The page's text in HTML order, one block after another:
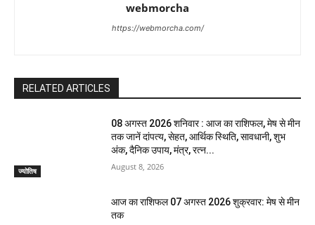
webmorcha
https://webmorcha.com/
RELATED ARTICLES
ज्योतिष
08 अगस्त 2026 शनिवार : आज का राशिफल, मेष से मीन
तक जानें दांपत्य, सेहत, आर्थिक स्थिति, सावधानी, शुभ
अंक, दैनिक उपाय, मंत्र, रत्न...
August 8, 2026
आज का राशिफल 07 अगस्त 2026 शुक्रवार: मेष से मीन
तक